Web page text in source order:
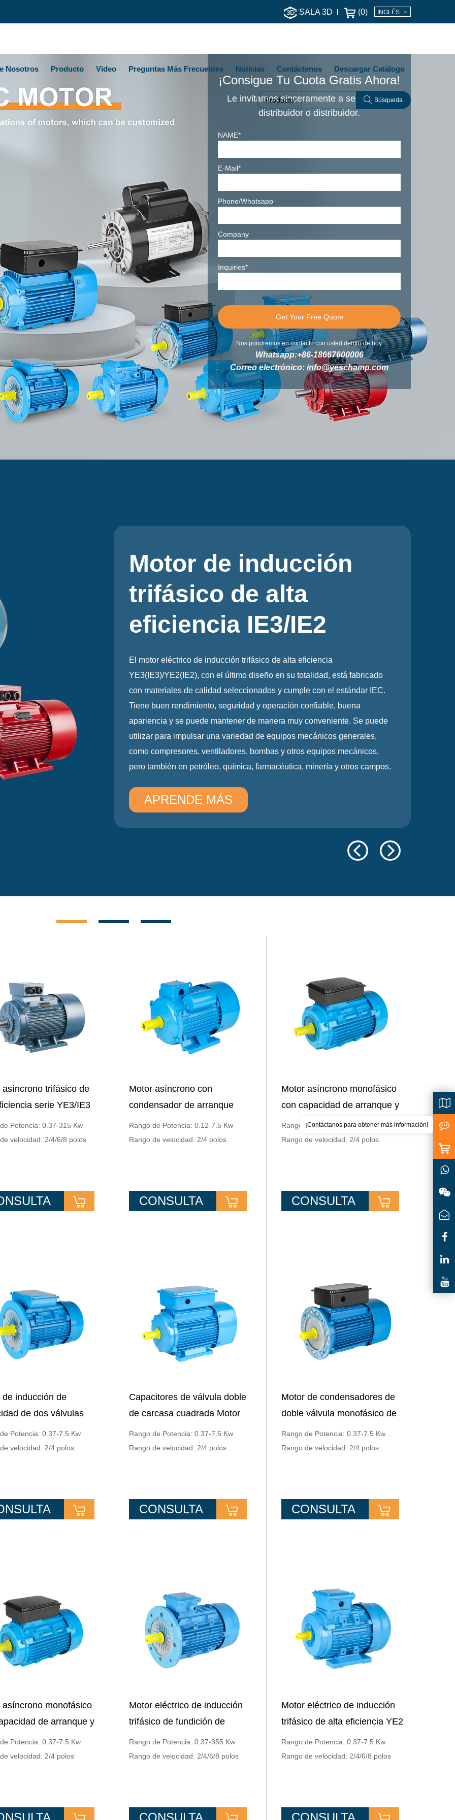
SALA 3D (0) INGLÉS
Nosotros Producto Video Preguntas Más Frecuentes Noticias Contáctenos Descargar Catálogo
Producto Búsqueda
¡Consigue Tu Cuota Gratis Ahora!
Le invitamos sinceramente a ser nuestro
distribuidor o distribuidor.
NAME*
E-Mail*
Phone/Whatsapp
Company
Inquiries*
Nos pondremos en contacto con usted dentro de hoy.
Whatsapp:+86-18667600006
Correo electrónico: info@yeschamp.com
Motor asíncrono
monofásico con
condensador YC/YL
Motor de inducción monofásico YC/YL, diseñado y fabricado de acuerdo
con la norma IEC. Tiene la ventaja de un buen rendimiento, operación
segura y confiable, buena apariencia y mantenimiento conveniente. Es
ampliamente utilizado en compresores de aire, bombas, ventiladores,
refrigeradores, instrumentos médicos, máquinas de tamaño pequeño, etc.
APRENDE MÁS
asíncrono trifásico de
serie YE3/IE3
Potencia: 0.37-315 Kw
velocidad: 2/4/6/8 polos
Motor asíncrono con
condensador de arranque
monofásico serie YC
Rango de Potencia: 0.12-7.5 Kw
Rango de velocidad: 2/4 polos
CONSULTA
Motor asíncrono monofásico
con capacidad de arranque y
funcionamiento de la serie YL
Rango de Potencia: 0.37-7.5 Kw
Rango de velocidad: 2/4 polos
CONSULTA
de inducción de
de dos válvulas
con montaje de brida
Potencia: 0.37-7.5 Kw
velocidad: 2/4 polos
Capacitores de válvula doble
de carcasa cuadrada Motor
de inducción monofásico con
caja de terminales de acero
Rango de Potencia: 0.37-7.5 Kw
Rango de velocidad: 2/4 polos
CONSULTA
Motor de condensadores de
doble válvula monofásico de
carcasa cuadrada con brida
Rango de Potencia: 0.37-7.5 Kw
Rango de velocidad: 2/4 polos
CONSULTA
asíncrono monofásico
de arranque y
de la serie YL
Potencia: 0.37-7.5 Kw
velocidad: 2/4 polos
Motor eléctrico de inducción
trifásico de fundición de
aluminio con brida
Rango de Potencia: 0.37-355 Kw
Rango de velocidad: 2/4/6/8 polos
Motor eléctrico de inducción
trifásico de alta eficiencia YE2
Rango de Potencia: 0.37-7.5 Kw
Rango de velocidad: 2/4/6/8 polos
¡Contáctanos para obtener más información!